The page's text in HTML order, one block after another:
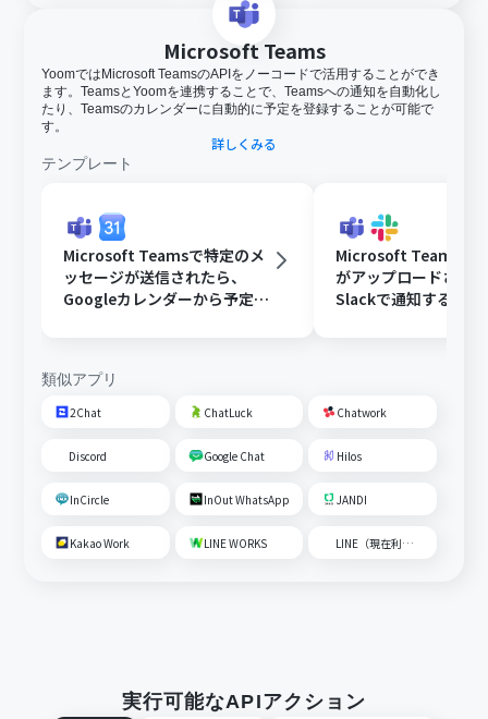
Microsoft Teams
YoomではMicrosoft TeamsのAPIをノーコードで活用することができ
ます。TeamsとYoomを連携することで、Teamsへの通知を自動化し
たり、Teamsのカレンダーに自動的に予定を登録することが可能で
す。
詳しくみる
テンプレート
Microsoft Teamsで特定のメ
ッセージが送信されたら、
Googleカレンダーから予定を
Microsoft Teamsに
がアップロードされ
Slackで通知する
類似アプリ
2Chat ChatLuck Chatwork
Discord Google Chat Hilos
InCircle InOut WhatsApp JANDI
Kakao Work LINE WORKS LINE（現在利用不可）
実行可能なAPIアクション